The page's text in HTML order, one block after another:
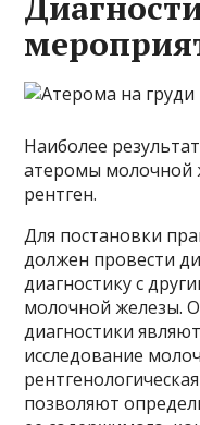
Наиболее
атеромы молочной
рентген.
Для постановки
должен провести
диагностику с
молочной железы.
диагностики
исследование
позволяют